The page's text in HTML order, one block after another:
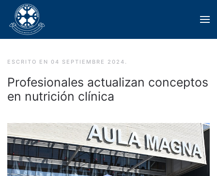
Skip to main content
ESCRITO EN 04 SEPTIEMBRE 2024 .
Profesionales actualizan conceptos
en nutrición clínica